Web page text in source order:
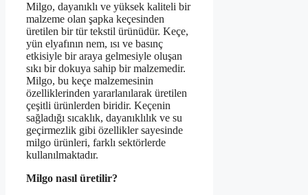
Milgo, dayanıklı ve yüksek kaliteli bir
malzeme olan şapka keçesinden
üretilen bir tür tekstil ürünüdür. Keçe,
yün elyafının nem, ısı ve basınç
etkisiyle bir araya gelmesiyle oluşan
sıkı bir dokuya sahip bir malzemedir.
Milgo, bu keçe malzemesinin
özelliklerinden yararlanılarak üretilen
çeşitli ürünlerden biridir. Keçenin
sağladığı sıcaklık, dayanıklılık ve su
geçirmezlik gibi özellikler sayesinde
milgo ürünleri, farklı sektörlerde
kullanılmaktadır.
Milgo nasıl üretilir?